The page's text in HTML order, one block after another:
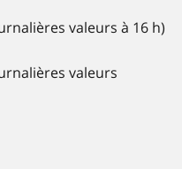
valeurs à 16 h)
valeurs